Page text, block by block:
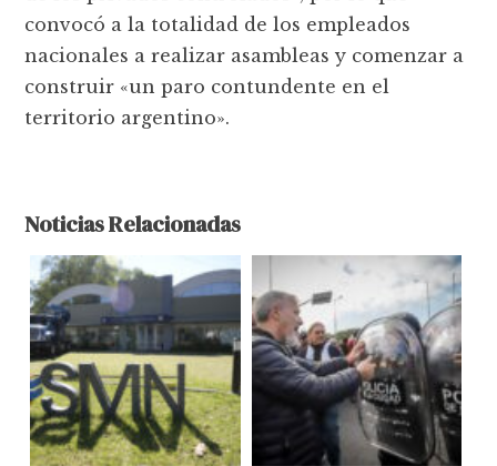
convocó a la totalidad de los empleados
nacionales a realizar asambleas y comenzar a
construir «un paro contundente en el
territorio argentino».
Noticias Relacionadas